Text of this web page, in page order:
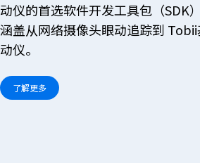
动仪的首选软件开发工具包（SDK
涵盖从网络摄像头眼动追踪到
动仪。
了解更多